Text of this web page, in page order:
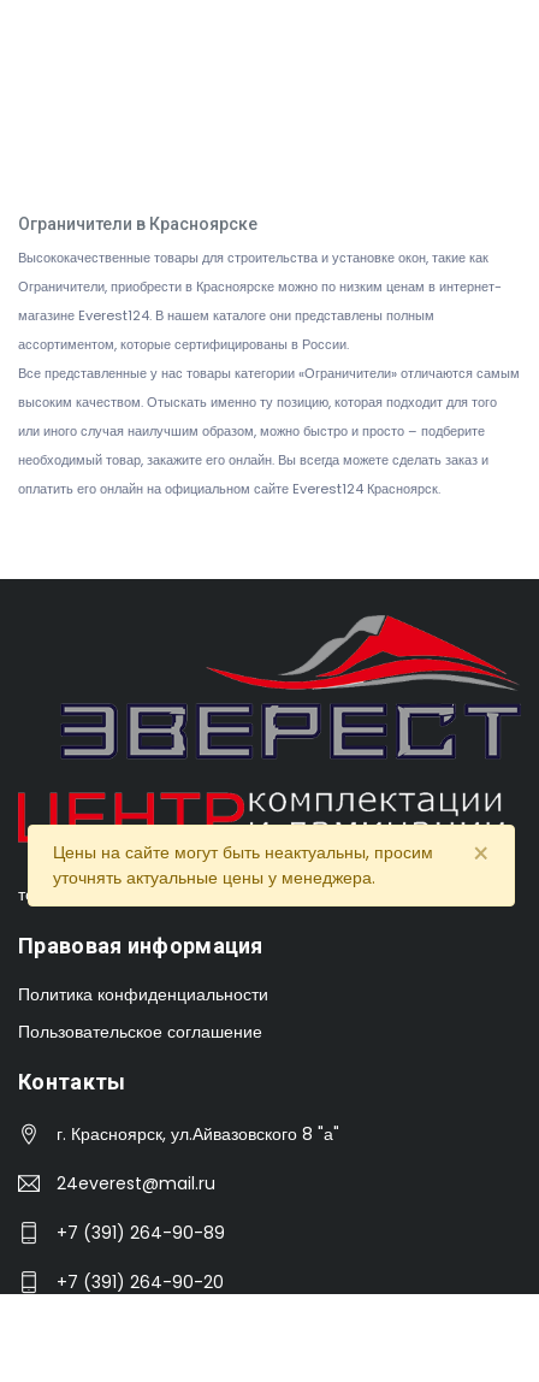
Цены на сайте могут быть неактуальны, просим
уточнять актуальные цены у менеджера.
×
Ограничители в Красноярске
Высококачественные товары для строительства и установке окон, такие как
Ограничители, приобрести в Красноярске можно по низким ценам в интернет-
магазине Everest124. В нашем каталоге они представлены полным
ассортиментом, которые сертифицированы в России.
Все представленные у нас товары категории «Ограничители» отличаются самым
высоким качеством. Отыскать именно ту позицию, которая подходит для того
или иного случая наилучшим образом, можно быстро и просто – подберите
необходимый товар, закажите его онлайн. Вы всегда можете сделать заказ и
оплатить его онлайн на официальном сайте Everest124 Красноярск.
торгово-производственная компания в Красноярске
Правовая информация
Политика конфиденциальности
Пользовательское соглашение
Контакты
г. Красноярск, ул.Айвазовского 8 "а"
24everest@mail.ru
+7 (391) 264-90-89
+7 (391) 264-90-20